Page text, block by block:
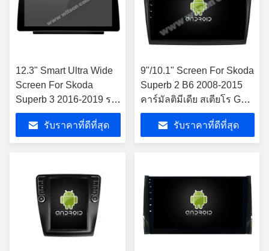
12.3" Smart Ultra Wide
Screen For Skoda
Superb 3 2016-2019 รถ
มัลติมีเดีย สเตเรีย
รับราคาที่ดีที่สุด
9"/10.1" Screen For Skoda
Superb 2 B6 2008-2015
คาร์มัลติมีเดีย สเตียโร GPS
CarPlay Player
รับราคาที่ดีที่สุด